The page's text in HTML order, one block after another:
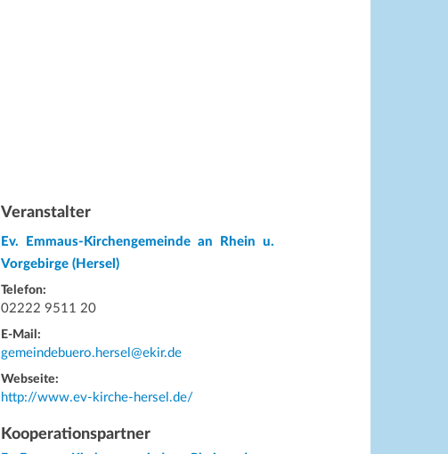
Veranstalter
Ev. Emmaus-Kirchengemeinde an Rhein u.
Vorgebirge (Hersel)
Telefon:
02222 9511 20
E-Mail:
gemeindebuero.hersel@ekir.de
Webseite:
http://www.ev-kirche-hersel.de/
Kooperationspartner